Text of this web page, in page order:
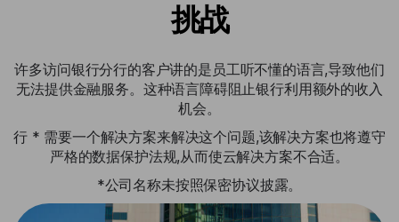
挑战
许多访问银行分行的客户讲的是员工听不懂的语言,导致他们
无法提供金融服务。这种语言障碍阻止银行利用额外的收入
机会。
行 * 需要一个解决方案来解决这个问题,该解决方案也将遵守
严格的数据保护法规,从而使云解决方案不合适。
*公司名称未按照保密协议披露。